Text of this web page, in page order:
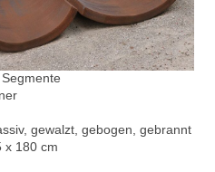
gewalzt, gebogen, gebrannt
x 180 cm